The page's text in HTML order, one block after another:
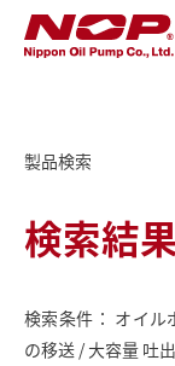
製品検索
検索結
検索条件： オイル
の移送 / 大容量 吐